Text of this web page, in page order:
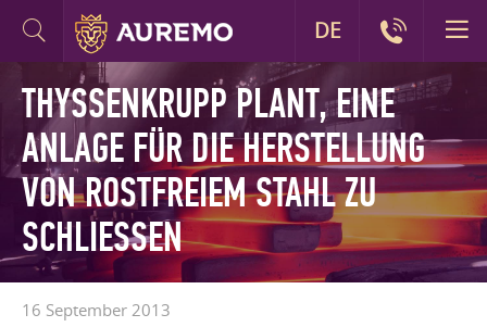
THYSSENKRUPP PLANT, EINE
ANLAGE FÜR DIE HERSTELLUNG
VON ROSTFREIEM STAHL ZU
SCHLIESSEN
16 September 2013
DE